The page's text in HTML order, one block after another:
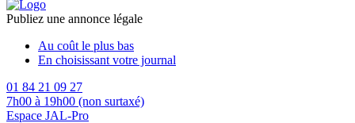
Publiez une annonce légale
Au coût le plus bas
En choisissant votre journal
01 84 21 09 27
7h00 à 19h00 (non surtaxé)
Espace JAL-Pro